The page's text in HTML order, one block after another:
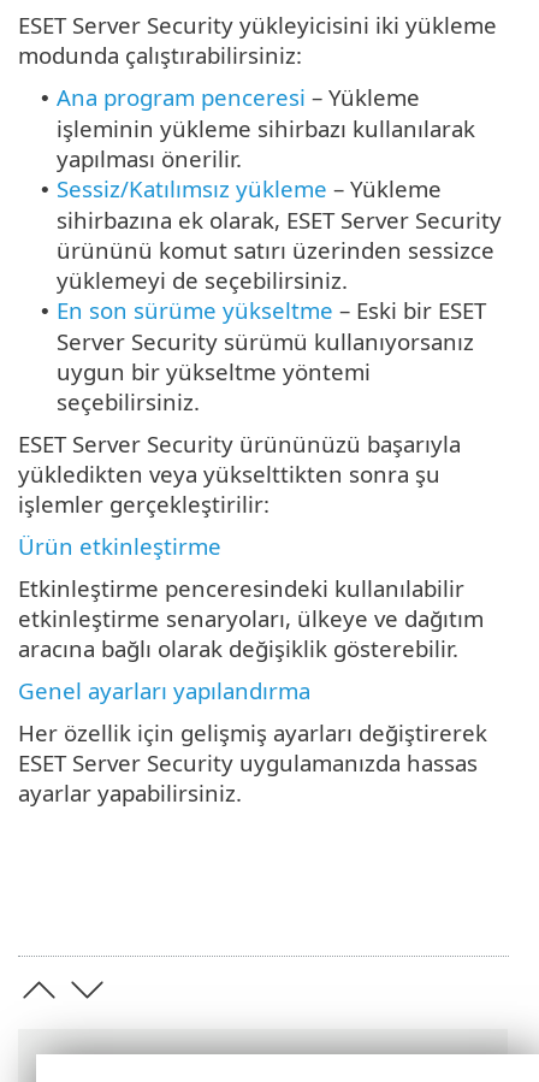
ESET Server Security yükleyicisini iki yükleme
modunda çalıştırabilirsiniz:
• Ana program penceresi – Yükleme
işleminin yükleme sihirbazı kullanılarak
yapılması önerilir.
• Sessiz/Katılımsız yükleme – Yükleme
sihirbazına ek olarak, ESET Server Security
ürününü komut satırı üzerinden sessizce
yüklemeyi de seçebilirsiniz.
• En son sürüme yükseltme – Eski bir ESET
Server Security sürümü kullanıyorsanız
uygun bir yükseltme yöntemi
seçebilirsiniz.
ESET Server Security ürününüzü başarıyla
yükledikten veya yükselttikten sonra şu
işlemler gerçekleştirilir:
Ürün etkinleştirme
Etkinleştirme penceresindeki kullanılabilir
etkinleştirme senaryoları, ülkeye ve dağıtım
aracına bağlı olarak değişiklik gösterebilir.
Genel ayarları yapılandırma
Her özellik için gelişmiş ayarları değiştirerek
ESET Server Security uygulamanızda hassas
ayarlar yapabilirsiniz.